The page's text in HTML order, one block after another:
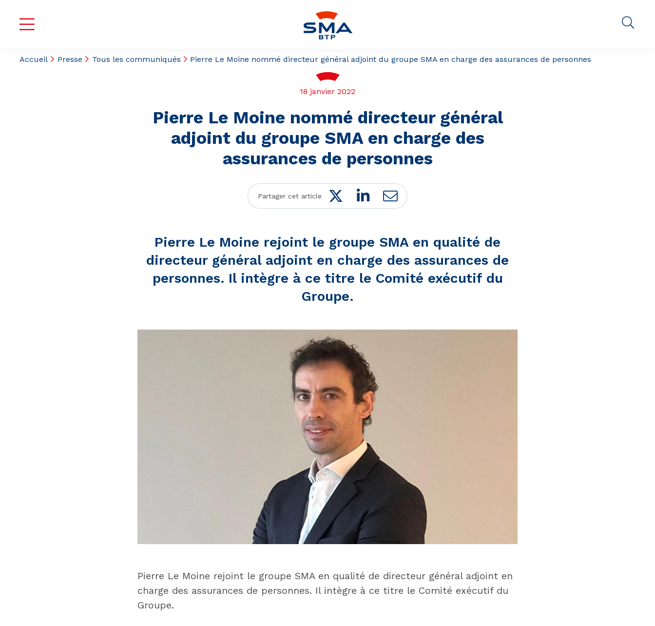
Accueil Presse Tous les communiqués Pierre Le Moine nommé directeur général adjoint du groupe SMA en charge des assurances de personnes
18 janvier 2022
Pierre Le Moine nommé directeur général
adjoint du groupe SMA en charge des
assurances de personnes
Partager cet article Twitter
LinkedIn
Mail
Pierre Le Moine rejoint le groupe SMA en qualité de
directeur général adjoint en charge des assurances de
personnes. Il intègre à ce titre le Comité exécutif du
Groupe.
Pierre Le Moine rejoint le groupe SMA en qualité de directeur général adjoint en
charge des assurances de personnes. Il intègre à ce titre le Comité exécutif du
Groupe.